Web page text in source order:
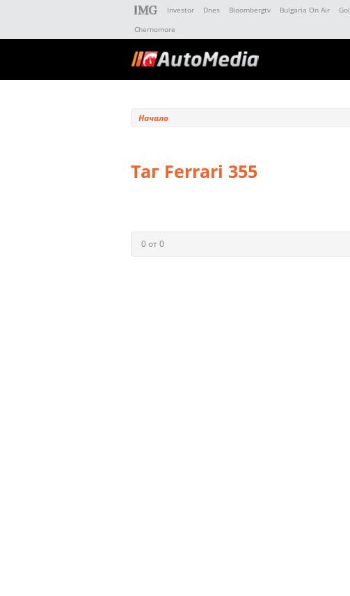
Investor Dnes Bloombergtv Bulgaria On Air Gol
Chernomore
Начало
Таг Ferrari 355
0 от 0